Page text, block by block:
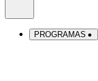
PROGRAMAS